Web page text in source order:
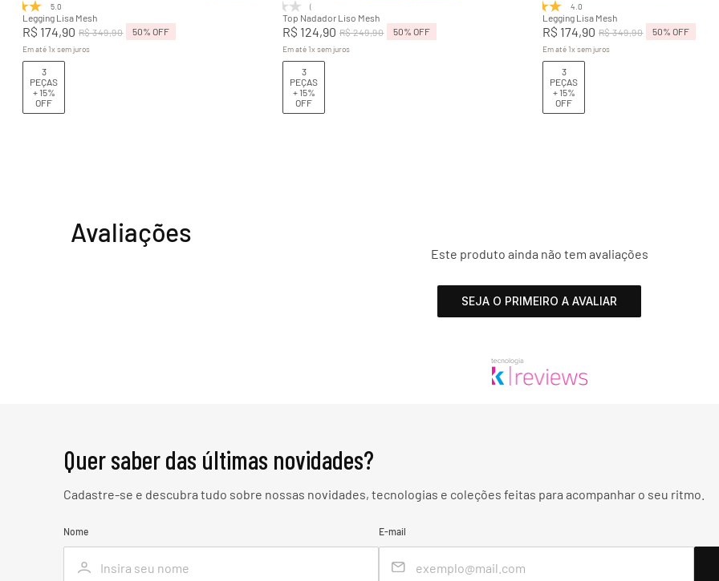
5.0
Legging Lisa Mesh
R$ 174,90 R$349,90 50% OFF
Em até 1xsem juros
3
PEÇAS
+ 15%
OFF
(0)
Top Nadador Liso Mesh
R$ 124,90 R$249,90 50% OFF
Em até 1xsem juros
3
PEÇAS
+ 15%
OFF
4.0
Legging Lisa Mesh
R$ 174,90 R$349,90 50% OFF
Em até 1xsem juros
3
PEÇAS
+ 15%
OFF
Avaliações
Este produto ainda não tem avaliações
SEJA O PRIMEIRO A AVALIAR
Quer saber das últimas novidades?
Cadastre-se e descubra tudo sobre nossas novidades, tecnologias e coleções feitas para acompanhar o seu ritmo.
Nome E-mail